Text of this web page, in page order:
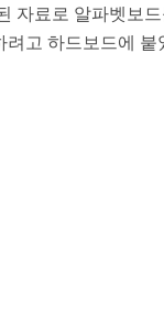
자료로 알파벳보
려고 하드보드에 붙